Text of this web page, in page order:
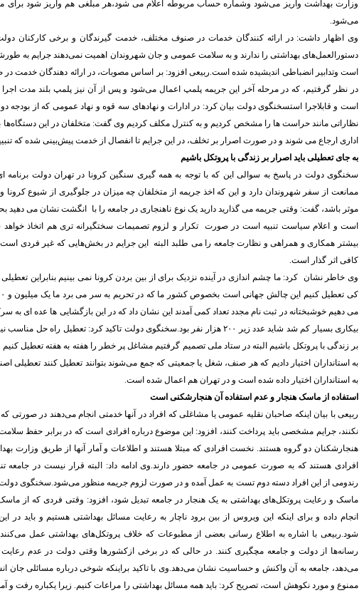
وزارت بهداشت واریز می‌شود وشماره حساب مربوطه اعلام می شود،‌هر مبلغی هم واریز شود برای
می‌شود.
وی اظهار داشت: در ارائه کنندگان خدمات در صنوف مختلف، خدمت گیرندگان و برخی کارکنان
دستورالعمل‌های بهداشتی را ندارند و به سلامت عمومی و جان شهروندان اهمیت نمی‌دهند جرایم به
است وتدابیر انضباطی اندیشیده شده است.ربیعی افزود: بر اساس مصوبات، در ارائه دهندگان خدمت
در نظر گرفتیم، که در مرحله آخر این جریمه پلمپ اعمال می‌شود و پس از آن نیز پلمپ بلند مدت
است و قابلاجرا استسخنگوی دولت بیان کرد: در ادارات و نهادهای سه قوه و نهاد عمومی که از بودجه
نظاراتی مانند حراست ها را مشخص کردیم و به کنترل مکلف کردیم وی گفت: متخلفان در این دستگاه‌ها
اداری ارجاع می شوند و در صورت اصرار بر تخلف، در این جرایم تا انفصال از خدمت پیش‌بینی شده که
به جای تعطیلی باید اصرار بر زندگی با پروتکل باشیم
سخنگوی دولت در پاسخ به سوالی این که با توجه به همه گیری سنگین کرونا در تهران دولت برنامه
ممانعت از سفر شهروندان دارد و این که اخذ جریمه از متخلفان چه میزان در جلوگیری از شیوع کرونا
موثر باشد، گفت: وقتی جریمه می گذارید دارید یک نوع ناهنجاری در جامعه را با انگشت نشان می دهید
است و اعلام سیاست تنبیه است در صورت تکرار و لزوم تصمیمات سختگیرانه تری هم اتخاذ
بیشتر همکاری و همراهی و نظارت جامعه را می طلبد البته این جرایم در بخش‌هایی که غیر فردی است
کافی اثر گذار است.
وی خاطر نشان کرد: ما چشم اندازی در آینده نزدیک برای از بین بردن کرونا نمی بینیم بنابراین
می دهیم خوشبختانه در ثبت نام مجدد تعداد کمی آمدند این نشان داد که در این بازگشایی ها عده ای به
بیکاری بسیار کم شد شاید عدد زیر ۲۰۰ هزار نفر بود.سخنگوی دولت تاکید کرد: تعطیل
بر زندگی با پروتکل باشیم البته در ستاد ملی تصمیم گرفتیم مشاغل پر خطر را هفته به هفته تعطیل
به استانداران اختیار دادیم که هر صنف، شغل یا جمعیتی که جمع می‌شوند بتوانند تعطیل کنند تعطیلی
به استانداران اختیار داده شده است و در تهران هم اعمال شده است.
استفاده از ماسک هنجار و عدم استفاده آن هنجارشکنی است
ربیعی با بیان اینکه صاحبان نقلیه عمومی یا مشاغلی که افراد در آنها خدمتی انجام می‌دهند در صورتی
نکنند، جرایم مشخصی باید پرداخت کنند، افزود: این موضوع درباره افرادی است که در برابر حفظ
هنجارشکنان دو گروه هستند. نخست افرادی که مبتلا هستند و اطلاعات و آمار آنها از طریق وزارت
افرادی هستند که به صورت عمومی در جامعه حضور دارند.وی ادامه داد: البته قرار نیست در جامعه
رندومی از این افراد دسته دوم تست به عمل آمده و در صورت لزوم جریمه منظور می‌شود.سخنگوی دولت با
ماسک و رعایت پروتکل‌های بهداشتی به یک هنجار در جامعه تبدیل شود، افزود: وقتی فردی که از
انجام داده و برای اینکه این ویروس از بین برود ناچار به رعایت مسائل بهداشتی هستیم و باید در
شود.ربیعی با اشاره به اطلاع رسانی بعضی از مطبوعات که خلاف پروتکل‌های بهداشتی عمل
رسانه‌ها از دولت و جامعه مچگیری کنند. در حالی که در برخی ازکشورها وقتی دولت در عدم رعایت
می‌دهد،‌ جامعه به آن واکنش و حساسیت نشان می‌دهد.وی با تاکید براینکه شوخی درباره مسائلی جان
ممنوع و مورد نکوهش است،‌ تصریح کرد: باید همه مسائل بهداشتی را مراعات کنیم. زیرا یکباره رفت و